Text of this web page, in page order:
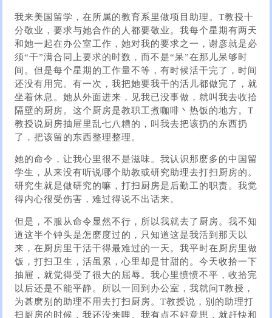
我来美国留学，在所属的教育系里做项目助理。T教授十
分敬业，要求与她合作的人都要敬业。我每个星期有两天
和她一起在办公室工作，她对我的要求之一，谢彦就是必
须“干”满合同上要求的时数，而不是“呆”在那儿呆够时
间。但是每个星期的工作量不等，有时候活干完了，时间
还没有用完。有一次，我把她要我干的活儿都做完了，就
坐着休息。她从外面进来，见我已没事做，就叫我去收拾
隔壁的厨房。这个厨房是教职工煮咖啡丶热饭的地方。T
教授说厨房抽屉里乱七八糟的，叫我去把该扔的东西扔
了，把该留的东西整理整理。
她的命令，让我心里很不是滋味。我认识那麽多的中国留
学生，从来没有听说哪个助教或研究助理去打扫厨房的。
研究生就是做研究的嘛，打扫厨房是后勤工的职责。我觉
得内心很受伤害，难过得说不出话来。
但是，不服从命令显然不行，所以我就去了厨房。我不知
道这半个钟头是怎麽度过的，只知道这是我活到那天以
来，在厨房里干活干得最难过的一天。我平时在厨房里做
饭，打扫卫生，活虽累，心里却是甘甜的。今天收拾一下
抽屉，就觉得受了很大的屈辱。我心里愤愤不平，收拾完
以后还是不能平静。所以一回到办公室，我就问T教授，
为甚麽别的助理不用去打扫厨房。T教授说，别的助理打
扫厨房的时候，我还没来哩。我有点不好意思，就赶快和